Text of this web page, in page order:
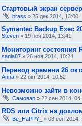
Стартовый экран
brass » 25 дек 2014, 13:00
Symantec Backup Exec
Steven » 19 ноя 2014, 13:41
Мониторинг состояния
sania87 » 26 ноя 2014, 10:24
Перевод времени 26
Anna » 22 окт 2014, 10:52
Невозможно зайти в
Самовар » 22 сен 2014,
RDS или Citrix на
Be_HaPPY_ » 08 сен 2014,